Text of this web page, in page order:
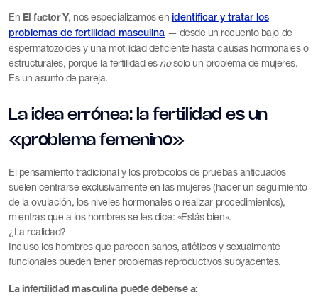
En El factor Y, nos especializamos en identificar y tratar los
problemas de fertilidad masculina — desde un recuento bajo de
espermatozoides y una motilidad deficiente hasta causas hormonales o
estructurales, porque la fertilidad es nosolo un problema de mujeres.
Es un asunto de pareja.
La idea errónea: la fertilidad es un
«problema femenino»
El pensamiento tradicional y los protocolos de pruebas anticuados
suelen centrarse exclusivamente en las mujeres (hacer un seguimiento
de la ovulación, los niveles hormonales o realizar procedimientos),
mientras que a los hombres se les dice: «Estás bien».
¿La realidad?
Incluso los hombres que parecen sanos, atléticos y sexualmente
funcionales pueden tener problemas reproductivos subyacentes.
La infertilidad masculina puede deberse a: